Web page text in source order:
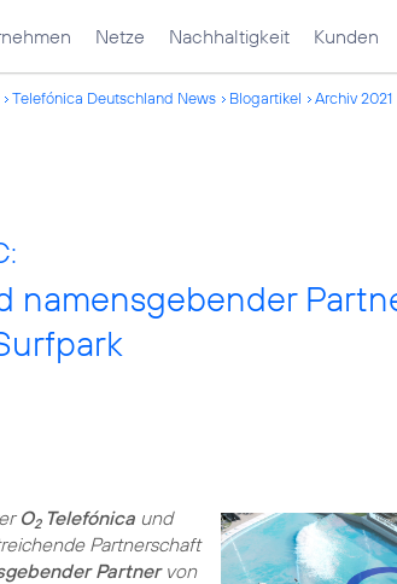
Netze Nachhaltigkeit Kunden
Telefónica Deutschland News Blogartikel Archiv 2021
namensgebender
O2Telefónica und
Partnerschaft
Partnervon